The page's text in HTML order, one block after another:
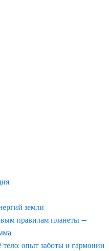
земли
правилам планеты —
опыт заботы и гармонии